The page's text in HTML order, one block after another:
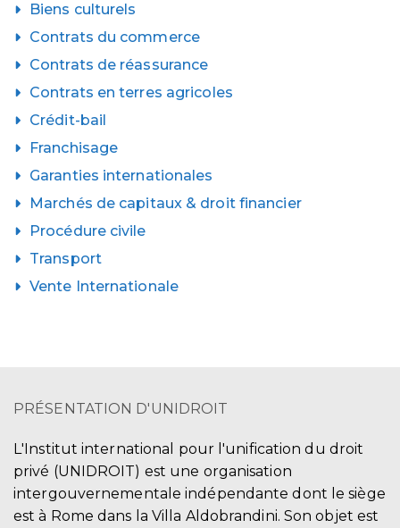
Biens culturels
Contrats du commerce
Contrats de réassurance
Contrats en terres agricoles
Crédit-bail
Franchisage
Garanties internationales
Marchés de capitaux & droit financier
Procédure civile
Transport
Vente Internationale
PRÉSENTATION D'UNIDROIT
L'Institut international pour l'unification du droit
privé (UNIDROIT) est une organisation
intergouvernementale indépendante dont le siège
est à Rome dans la Villa Aldobrandini. Son objet est